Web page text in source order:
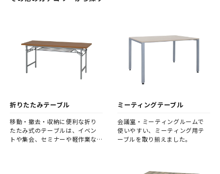
折りたたみテーブル
移動・撤去・収納に便利な折り
たたみ式のテーブルは、イベン
トや集会、セミナーや軽作業な
ミーティングテーブル
会議室・ミーティングルームで
使いやすい、ミーティング用テ
ーブルを取り揃えました。